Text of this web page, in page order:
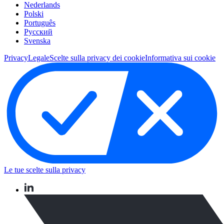
Nederlands
Polski
Português
Pусский
Svenska
PrivacyLegaleScelte sulla privacy dei cookieInformativa sui cookie
Le tue scelte sulla privacy